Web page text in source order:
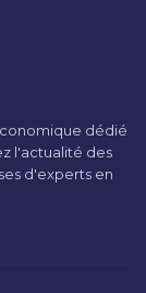
dédié
l'actualité des
d'experts en